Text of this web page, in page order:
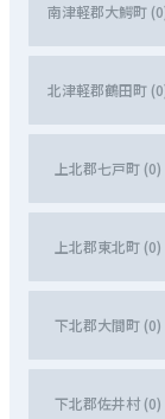
南津軽郡大鰐町
北津軽郡鶴田町
上北郡七戸町 (0)
上北郡東北町 (0)
下北郡大間町 (0)
下北郡佐井村 (0)